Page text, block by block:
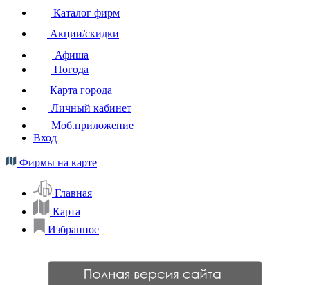
Каталог фирм
Акции/скидки
Афиша
Погода
Карта города
Личный кабинет
Моб.приложение
Вход
Фирмы на карте
Главная
Карта
Избранное